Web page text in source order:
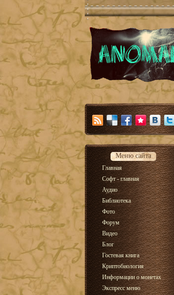
Меню сайта
Главная
Софт - главная
Аудио
Библиотека
Фото
Форум
Видео
Блог
Гостевая книга
Криптобиология
Информации о монетах
Экспресс меню